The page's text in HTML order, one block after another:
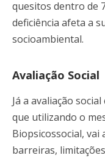
quesitos dentro de
deficiência afeta a
socioambiental.
Avaliação Social
Já a avaliação
que utilizando o
Biopsicossocial,
barreiras,